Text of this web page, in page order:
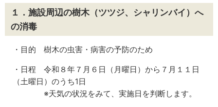
１．施設周辺の樹木（ツツジ、シャリンバイ）へ
の消毒
・目的 樹木の虫害・病害の予防のため
・日程 令和８年７月６日（月曜日）から７月１１日
（土曜日）のうち1日
※天気の状況をみて、実施日を判断します。